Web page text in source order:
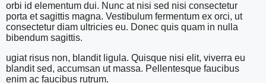
orbi id elementum dui. Nunc at nisi sed nisi consectetur
porta et sagittis magna. Vestibulum fermentum ex orci, ut
consectetur diam ultricies eu. Donec quis quam in nulla
bibendum sagittis.
ugiat risus non, blandit ligula. Quisque nisi elit, viverra eu
blandit sed, accumsan ut massa. Pellentesque faucibus
enim ac faucibus rutrum.